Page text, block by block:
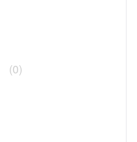
(0)